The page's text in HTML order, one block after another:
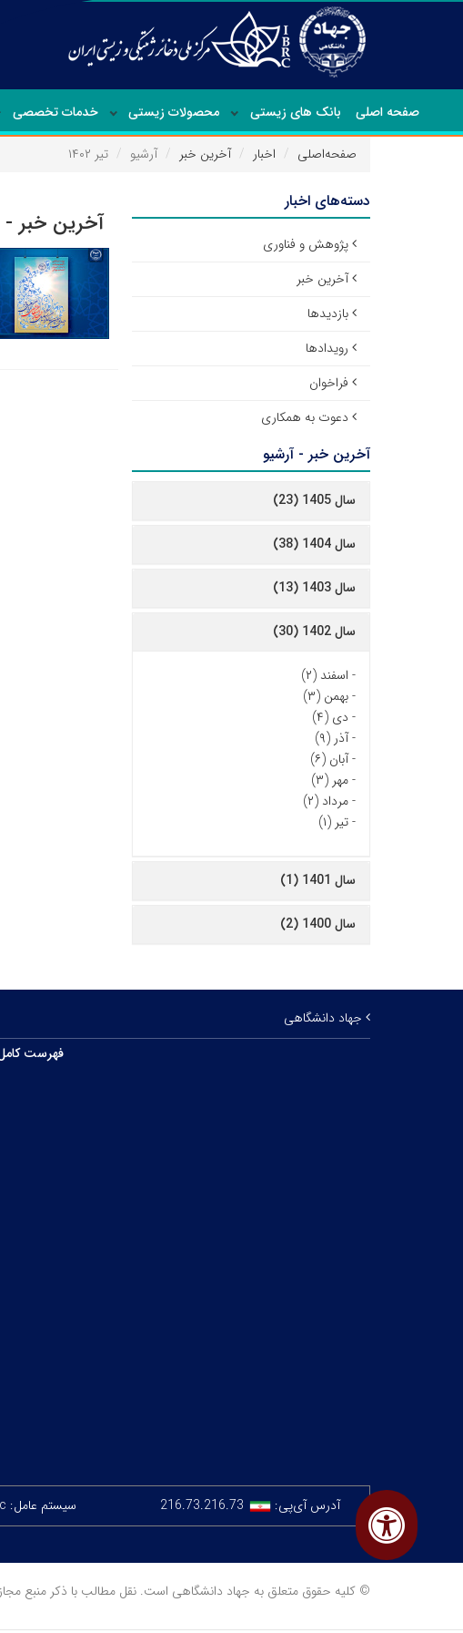
صفحه اصلی بانک های زیستی محصولات زیستی خدمات تخصصی
صفحه‌اصلی اخبار آخرین خبر آرشیو تیر ۱۴۰۲
آخرین خبر -
دسته‌های اخبار
پژوهش و فناوری
آخرین خبر
بازدیدها
رویدادها
فراخوان
دعوت به همکاری
آخرین خبر - آرشیو
سال 1405 (23)
سال 1404 (38)
سال 1403 (13)
سال 1402 (30)
- اسفند (۲)
-بهمن (۳)
- دی (۴)
-آذر (۹)
-آبان (۶)
-مهر (۳)
-مرداد (۲)
-تیر (۱)
سال 1401 (1)
سال 1400 (2)
جهاد دانشگاهی
فهرست
آدرس آی‌پی: 216.73.216.73 سیستم عامل: Mac
© کلیه حقوق متعلق به جهاد دانشگاهی است. نقل مطالب با ذکر منبع مجاز است. |